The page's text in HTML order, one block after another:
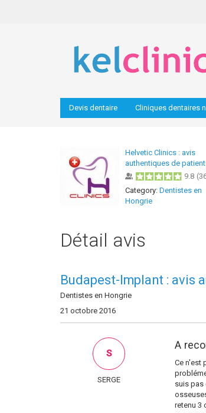
Devis dentaire Cliniques dentaires
Helvetic Clinics : avis
authentiques de
9.8 (
Category: Dentistes en
Hongrie
Détail avis
Budapest-Implant : avis
Dentistes en Hongrie
21 octobre 2016
A
Ce n'est
suis pas
retenu 3
S
SERGE